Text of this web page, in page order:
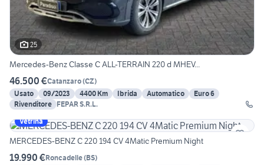
25
Mercedes-Benz Classe C ALL-TERRAIN 220 d MHEV...
46.500 €Catanzaro(CZ)
Usato
09/2023 4400 Km Ibrida Automatico
Euro 6
Rivenditore FEPAR S.R.L.
Vetrina
MERCEDES-BENZ C 220 194 CV 4Matic Premium Night
19.990 €Roncadelle(BS)